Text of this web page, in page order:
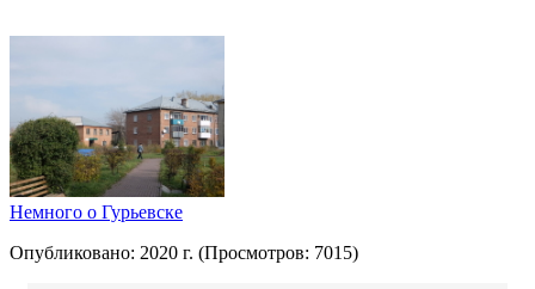
Немного о Гурьевске
Опубликовано: 2020 г. (Просмотров: 7015)